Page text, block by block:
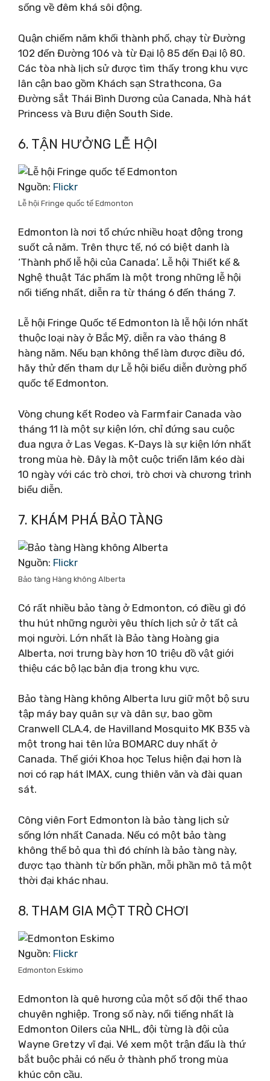
sống về đêm khá sôi động.
Quận chiếm năm khối thành phố, chạy từ Đường
102 đến Đường 106 và từ Đại lộ 85 đến Đại lộ 80.
Các tòa nhà lịch sử được tìm thấy trong khu vực
lân cận bao gồm Khách sạn Strathcona, Ga
Đường sắt Thái Bình Dương của Canada, Nhà hát
Princess và Bưu điện South Side.
6. TẬN HƯỞNG LỄ HỘI
Nguồn: Flickr
Lễ hội Fringe quốc tế Edmonton
Edmonton là nơi tổ chức nhiều hoạt động trong
suốt cả năm. Trên thực tế, nó có biệt danh là
‘Thành phố lễ hội của Canada’. Lễ hội Thiết kế &
Nghệ thuật Tác phẩm là một trong những lễ hội
nổi tiếng nhất, diễn ra từ tháng 6 đến tháng 7.
Lễ hội Fringe Quốc tế Edmonton là lễ hội lớn nhất
thuộc loại này ở Bắc Mỹ, diễn ra vào tháng 8
hàng năm. Nếu bạn không thể làm được điều đó,
hãy thử đến tham dự Lễ hội biểu diễn đường phố
quốc tế Edmonton.
Vòng chung kết Rodeo và Farmfair Canada vào
tháng 11 là một sự kiện lớn, chỉ đứng sau cuộc
đua ngựa ở Las Vegas. K-Days là sự kiện lớn nhất
trong mùa hè. Đây là một cuộc triển lãm kéo dài
10 ngày với các trò chơi, trò chơi và chương trình
biểu diễn.
7. KHÁM PHÁ BẢO TÀNG
Nguồn: Flickr
Bảo tàng Hàng không Alberta
Có rất nhiều bảo tàng ở Edmonton, có điều gì đó
thu hút những người yêu thích lịch sử ở tất cả
mọi người. Lớn nhất là Bảo tàng Hoàng gia
Alberta, nơi trưng bày hơn 10 triệu đồ vật giới
thiệu các bộ lạc bản địa trong khu vực.
Bảo tàng Hàng không Alberta lưu giữ một bộ sưu
tập máy bay quân sự và dân sự, bao gồm
Cranwell CLA.4, de Havilland Mosquito MK B35 và
một trong hai tên lửa BOMARC duy nhất ở
Canada. Thế giới Khoa học Telus hiện đại hơn là
nơi có rạp hát IMAX, cung thiên văn và đài quan
sát.
Công viên Fort Edmonton là bảo tàng lịch sử
sống lớn nhất Canada. Nếu có một bảo tàng
không thể bỏ qua thì đó chính là bảo tàng này,
được tạo thành từ bốn phần, mỗi phần mô tả một
thời đại khác nhau.
8. THAM GIA MỘT TRÒ CHƠI
Nguồn: Flickr
Edmonton Eskimo
Edmonton là quê hương của một số đội thể thao
chuyên nghiệp. Trong số này, nổi tiếng nhất là
Edmonton Oilers của NHL, đội từng là đội của
Wayne Gretzy vĩ đại. Vé xem một trận đấu là thứ
bắt buộc phải có nếu ở thành phố trong mùa
khúc côn cầu.